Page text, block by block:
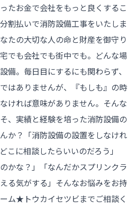
ウカイセツビ
たお金で会社をもっと良くするこ
割払いで消防設備工事をいたしま
たの大切な人の命と財産を御守り
でも会社でも街中でも。どんな場
備。毎日目にするにも関わらず、
はありませんが、『もしも』の時
ければ意味がありません。そんな
、実績と経験を培った消防設備の
か？「消防設備の設置をしなけれ
こに相談したらいいのだろう」
かな？」「なんだかスプリンクラ
る気がする」そんなお悩みをお持
ム★トウカイセツビまでご相談く